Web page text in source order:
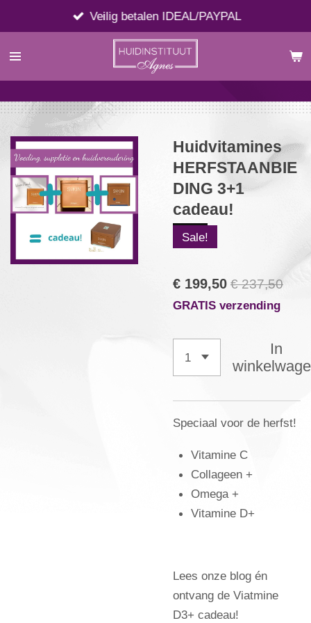
direct
naar
Veilig betalen IDEAL/PAYPAL
Huidvitamines
HERFSTAANBIE
DING 3+1
cadeau!
Sale!
€ 199,50 € 237,50
GRATIS verzending
In
Speciaal voor de herfst!
Vitamine C
Collageen +
Omega +
Vitamine D+
Lees onze blog én
ontvang de Viatmine
D3+ cadeau!